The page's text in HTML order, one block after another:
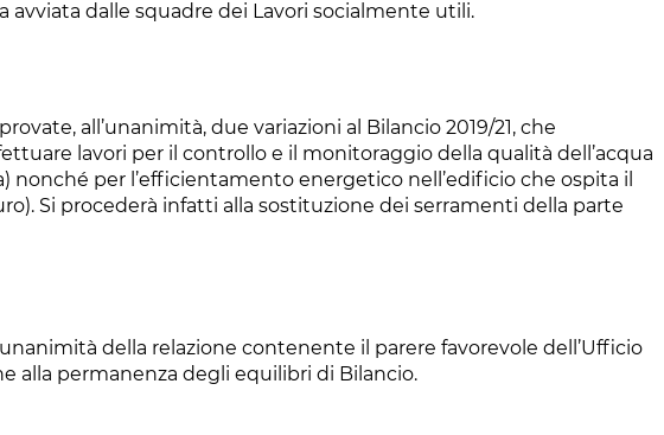
avviata dalle squadre dei Lavori socialmente utili.
all’unanimità, due variazioni al Bilancio 2019/21, che
lavori per il controllo e il monitoraggio della qualità dell’acqua
nonché per l’efficientamento energetico nell’edificio che ospita il
Si procederà infatti alla sostituzione dei serramenti della parte
della relazione contenente il parere favorevole dell’Ufficio
alla permanenza degli equilibri di Bilancio.